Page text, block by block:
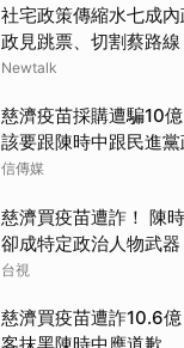
社宅政策傳縮水七成
政見跳票、切割蔡路線
Newtalk
慈濟疫苗採購遭騙10
該要跟陳時中跟民進
信傳媒
慈濟買疫苗遭詐！ 陳
卻成特定政治人物武器
台視
慈濟買疫苗遭詐10.6